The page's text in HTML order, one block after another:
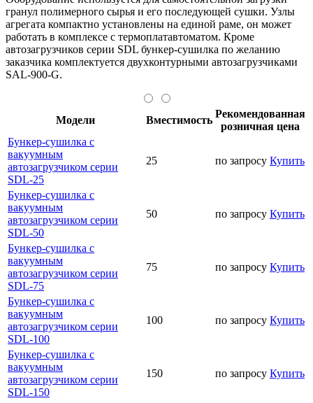
гранул полимерного сырья и его последующей сушки. Узлы
агрегата компактно установлены на единой раме, он может
работать в комплексе с термоплатавтоматом. Кроме
автозагрузчиков серии SDL бункер-сушилка по желанию
заказчика комплектуется двухконтурными автозагрузчиками
SAL-900-G.
Модели Вместимость
Рекомендованная
розничная цена
Бункер-сушилка с
вакуумным
автозагрузчиком серии
SDL-25
25 по запросу Купить
Бункер-сушилка с
вакуумным
автозагрузчиком серии
SDL-50
50 по запросу Купить
Бункер-сушилка с
вакуумным
автозагрузчиком серии
SDL-75
75 по запросу Купить
Бункер-сушилка с
вакуумным
автозагрузчиком серии
SDL-100
100 по запросу Купить
Бункер-сушилка с
вакуумным
автозагрузчиком серии
SDL-150
150 по запросу Купить